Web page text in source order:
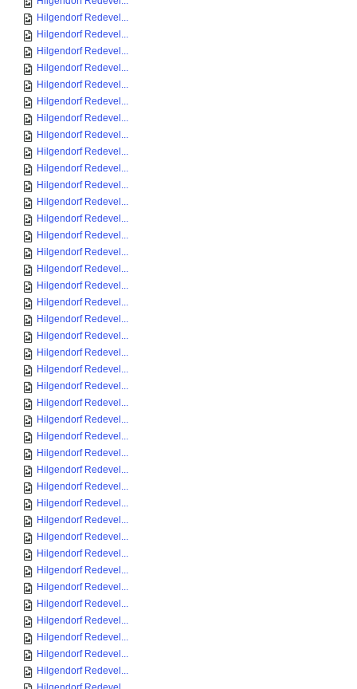
Hilgendorf Redevel...
Hilgendorf Redevel...
Hilgendorf Redevel...
Hilgendorf Redevel...
Hilgendorf Redevel...
Hilgendorf Redevel...
Hilgendorf Redevel...
Hilgendorf Redevel...
Hilgendorf Redevel...
Hilgendorf Redevel...
Hilgendorf Redevel...
Hilgendorf Redevel...
Hilgendorf Redevel...
Hilgendorf Redevel...
Hilgendorf Redevel...
Hilgendorf Redevel...
Hilgendorf Redevel...
Hilgendorf Redevel...
Hilgendorf Redevel...
Hilgendorf Redevel...
Hilgendorf Redevel...
Hilgendorf Redevel...
Hilgendorf Redevel...
Hilgendorf Redevel...
Hilgendorf Redevel...
Hilgendorf Redevel...
Hilgendorf Redevel...
Hilgendorf Redevel...
Hilgendorf Redevel...
Hilgendorf Redevel...
Hilgendorf Redevel...
Hilgendorf Redevel...
Hilgendorf Redevel...
Hilgendorf Redevel...
Hilgendorf Redevel...
Hilgendorf Redevel...
Hilgendorf Redevel...
Hilgendorf Redevel...
Hilgendorf Redevel...
Hilgendorf Redevel...